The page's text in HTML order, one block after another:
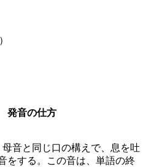
発音の仕方
母音と同じ口の構えで、息を吐
をする。この音は、単語の終